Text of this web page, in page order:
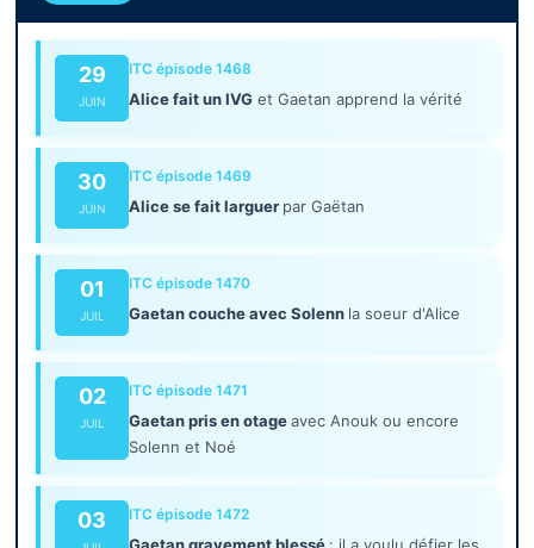
29
JUIN
ITC épisode 1468
Alice fait un IVG et Gaetan apprend la vérité
30
JUIN
ITC épisode 1469
Alice se fait larguer par Gaëtan
01
JUIL
ITC épisode 1470
Gaetan couche avec Solenn la soeur d'Alice
02
JUIL
ITC épisode 1471
Gaetan pris en otageavec Anouk ou encore
Solenn et Noé
03 ITC épisode 1472
Gaetan gravement blessé : il a voulu défier les